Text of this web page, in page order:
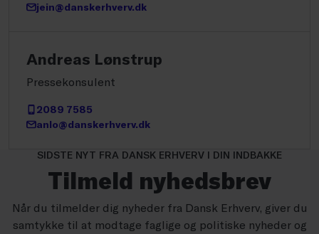
jein@danskerhverv.dk
Andreas Lønstrup
Pressekonsulent
2089 7585
anlo@danskerhverv.dk
SIDSTE NYT FRA DANSK ERHVERV I DIN INDBAKKE
Tilmeld nyhedsbrev
Når du tilmelder dig nyheder fra Dansk Erhverv, giver du
samtykke til at modtage faglige og politiske nyheder og